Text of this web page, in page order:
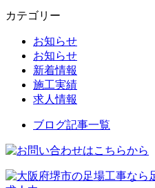
カテゴリー
お知らせ
お知らせ
新着情報
施工実績
求人情報
ブログ記事一覧